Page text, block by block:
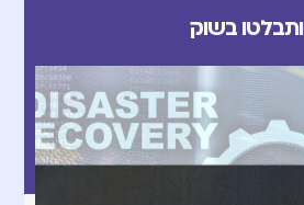
ותבלטו בשוק